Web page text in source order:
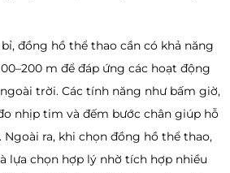
đồng hồ thể thao cần có khả năng
m để đáp ứng các hoạt động
trời. Các tính năng như bấm giờ,
nhịp tim và đếm bước chân giúp hỗ
ra, khi chọn đồng hồ thể thao,
lựa chọn hợp lý nhờ tích hợp nhiều